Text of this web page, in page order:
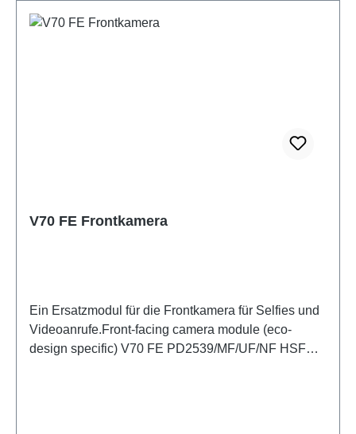
V70 FE Frontkamera
Ein Ersatzmodul für die Frontkamera für Selfies und
Videoanrufe.Front-facing camera module (eco-
design specific) V70 FE PD2539/MF/UF/NF HSF